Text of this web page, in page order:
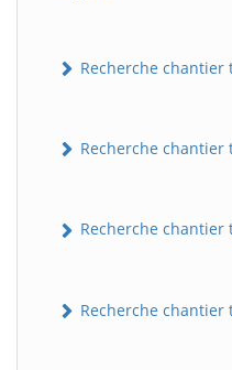
Recherche chantier
Recherche chantier
Recherche chantier
Recherche chantier